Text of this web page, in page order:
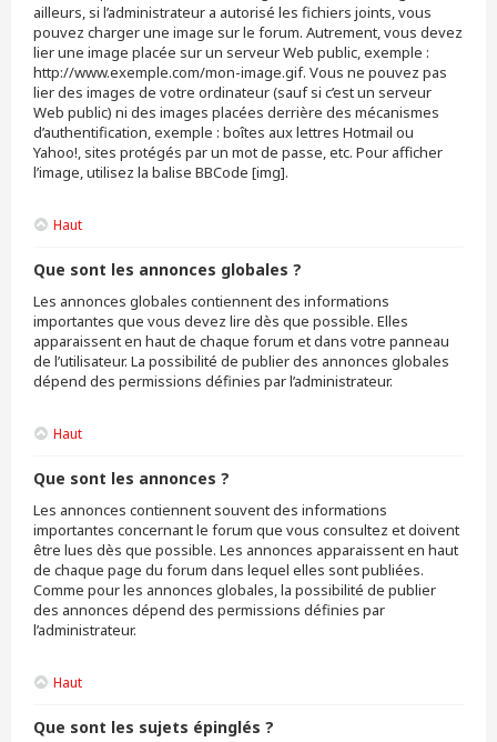
ailleurs, si l’administrateur a autorisé les fichiers joints, vous
pouvez charger une image sur le forum. Autrement, vous devez
lier une image placée sur un serveur Web public, exemple :
http://www.exemple.com/mon-image.gif. Vous ne pouvez pas
lier des images de votre ordinateur (sauf si c’est un serveur
Web public) ni des images placées derrière des mécanismes
d’authentification, exemple : boîtes aux lettres Hotmail ou
Yahoo!, sites protégés par un mot de passe, etc. Pour afficher
l’image, utilisez la balise BBCode [img].
Haut
Que sont les annonces globales ?
Les annonces globales contiennent des informations
importantes que vous devez lire dès que possible. Elles
apparaissent en haut de chaque forum et dans votre panneau
de l’utilisateur. La possibilité de publier des annonces globales
dépend des permissions définies par l’administrateur.
Haut
Que sont les annonces ?
Les annonces contiennent souvent des informations
importantes concernant le forum que vous consultez et doivent
être lues dès que possible. Les annonces apparaissent en haut
de chaque page du forum dans lequel elles sont publiées.
Comme pour les annonces globales, la possibilité de publier
des annonces dépend des permissions définies par
l’administrateur.
Haut
Que sont les sujets épinglés ?